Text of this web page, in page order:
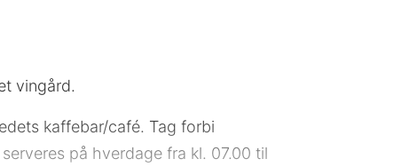
vingård.
kaffebar/café. Tag forbi
på hverdage fra kl. 07.00 til